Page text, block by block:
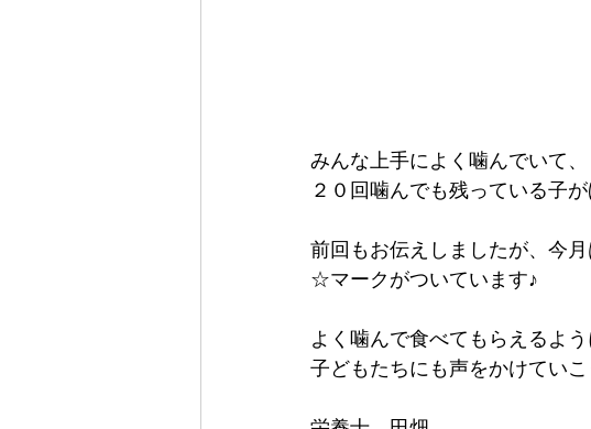
みんな上手によく噛んでいて、
２０回噛んでも残っている子
前回もお伝えしましたが、今
☆マークがついています♪
よく噛んで食べてもらえるよ
子どもたちにも声をかけてい